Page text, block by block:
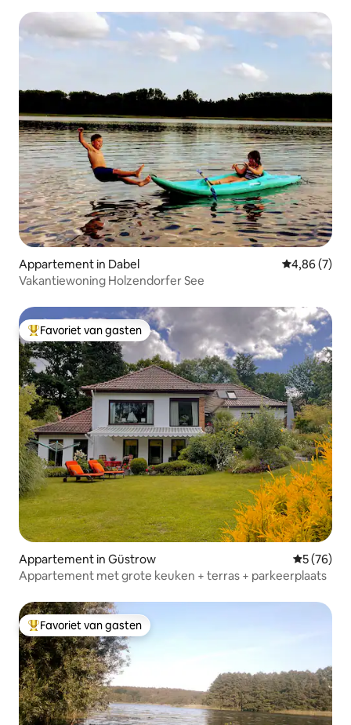
Appartement in Dabel Gemiddelde
4,86 (7)
Vakantiewoning Holzendorfer See
Topfavoriet van gasten
Favoriet van gasten
Appartement in Güstrow
5 (76)
Appartement met grote keuken + terras + parkeerplaats
Topfavoriet van gasten
Favoriet van gasten